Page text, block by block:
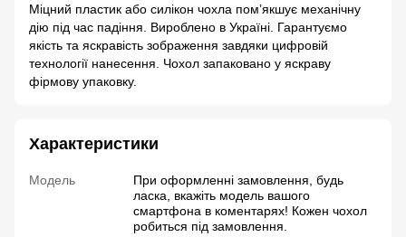
Міцний пластик або силікон чохла пом’якшує механічну
дію під час падіння. Вироблено в Україні. Гарантуємо
якість та яскравість зображення завдяки цифровій
технології нанесення. Чохол запаковано у яскраву
фірмову упаковку.
Характеристики
Модель
При оформленні замовлення, будь
ласка, вкажіть модель вашого
смартфона в коментарях! Кожен чохол
робиться під замовлення.